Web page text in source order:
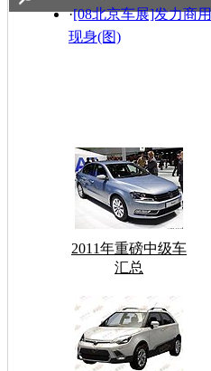
·[08北京车展]发力商
现身(图)
2011年重磅中级车
汇总